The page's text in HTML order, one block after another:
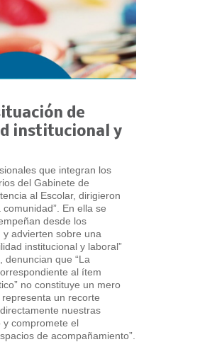
de
institucional y
que integran los
del Gabinete de
al Escolar, dirigieron
En ella se
desde los
advierten sobre una
institucional y laboral”
denuncian que “La
al ítem
no constituye un mero
un recorte
nuestras
y compromete el
de acompañamiento”.